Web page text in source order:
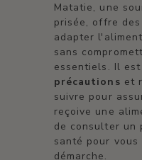
Matatie, une
prisée, offre
adapter
sans
essentiels. Il
précautions et
suivre pour
reçoive une
de consulter un
santé pour
démarche.